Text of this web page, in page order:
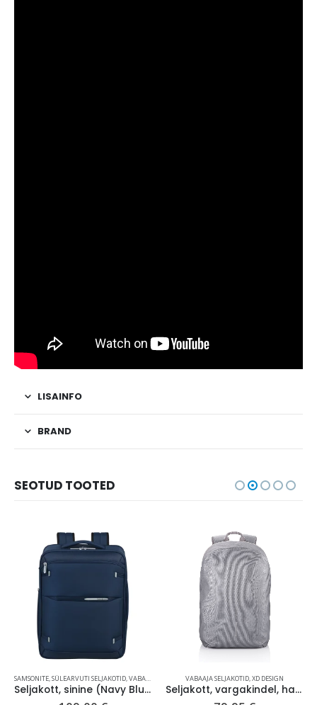
LISAINFO
BRAND
SEOTUD TOOTED
SAMSONITE,SÜLEARVUTI SELJAKOTID,VABAAJA SELJAKOTID
Seljakott, sinine (Navy Blue), Samsonite Gotwist Underseat Backpack M 17,3″, 34L
VABAAJA SELJAKOTID,XD DESIGN
Seljakott, vargakindel, hall, Bobby Soft